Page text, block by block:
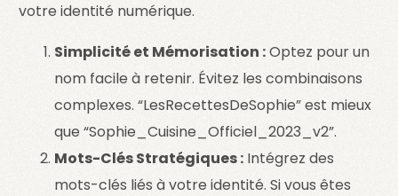
votre identité numérique.
Simplicité et Mémorisation :Optez pour un
nom facile à retenir. Évitez les combinaisons
complexes. “LesRecettesDeSophie” est mieux
que “Sophie_Cuisine_Officiel_2023_v2”.
Mots-Clés Stratégiques : Intégrez des
mots-clés liés à votre identité. Si vous êtes